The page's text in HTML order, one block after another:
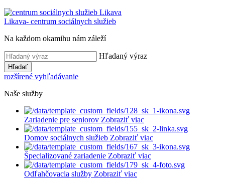
Likava- centrum sociálnych služieb
Na každom okamihu nám záleží
Hľadaný výraz
Hľadať
rozšírené vyhľadávanie
Naše služby
Zariadenie pre seniorov Zobraziť viac
Domov sociálnych služieb Zobraziť viac
Špecializované zariadenie Zobraziť viac
Odľahčovacia služby Zobraziť viac